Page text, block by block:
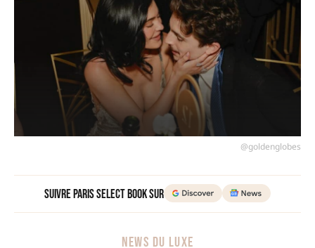
@goldenglobes
Suivre Paris Select Book sur
NEWS DU LUXE